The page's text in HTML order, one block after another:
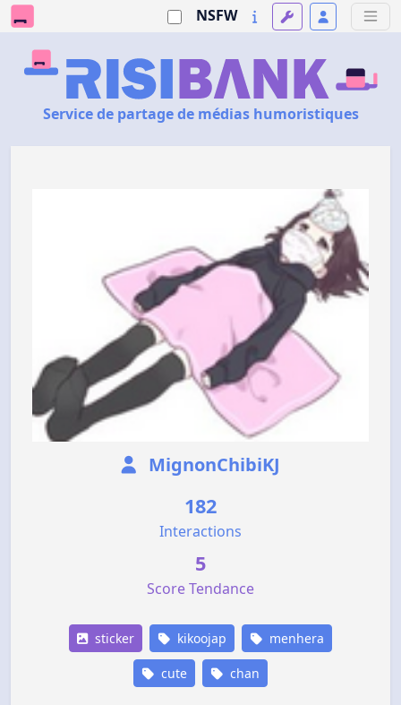
NSFW
Service de partage de médias humoristiques
MignonChibiKJ
182
Interactions
5
Score Tendance
sticker kikoojap menhera
cute chan